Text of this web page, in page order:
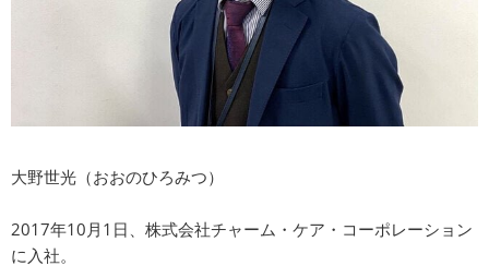
大野世光（おおのひろみつ）
2017年10月1日、株式会社チャーム・ケア・コーポレーション
に入社。